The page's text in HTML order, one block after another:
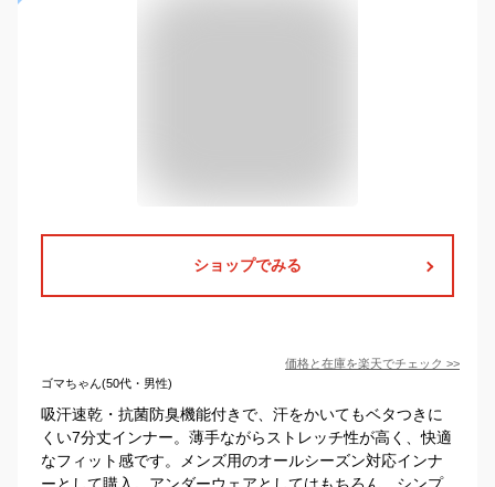
ショップでみる
価格と在庫を楽天でチェック >>
ゴマちゃん(50代・男性)
吸汗速乾・抗菌防臭機能付きで、汗をかいてもベタつきに
くい7分丈インナー。薄手ながらストレッチ性が高く、快適
なフィット感です。メンズ用のオールシーズン対応インナ